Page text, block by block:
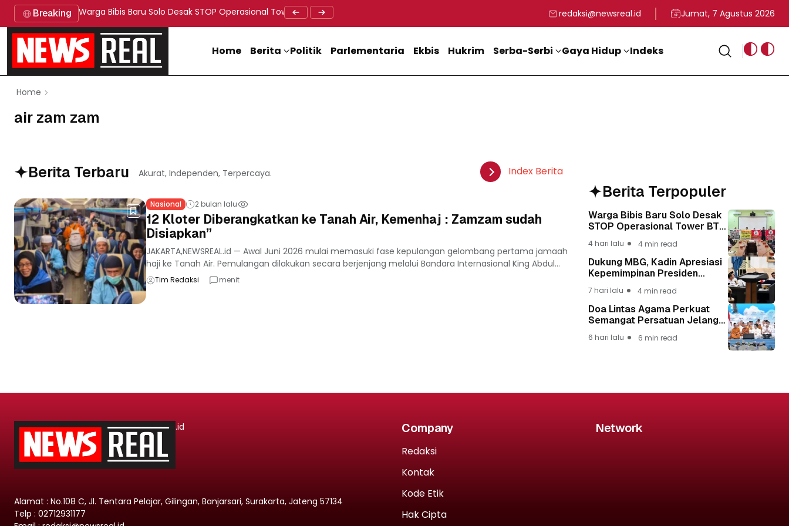
Breaking Warga Bibis Baru Solo Desak STOP Operasional Tower BTS, Diwa : Nyawa dan Keselamatan Warga Lebih Berharga
Doa Lintas Agama Perkuat Semangat Persatuan Jelang HUT ke-81 Kemerdekaan RIDukung MBG, Kadin Apresiasi Kepemimpinan Presiden Prabowo yang
Staf Khusus Menag RI
redaksi@newsreal.id Jumat, 7 Agustus 2026
Home Berita Politik Parlementaria Ekbis Hukrim Serba-Serbi Gaya Hidup Indeks
Home
air zam zam
Berita Terbaru Akurat, Independen, Terpercaya. Index Berita
Nasional 2 bulan lalu
12 Kloter Diberangkatkan ke Tanah Air, Kemenhaj : Zamzam sudah
Disiapkan”
JAKARTA,NEWSREAL.id — Awal Juni 2026 mulai memasuki fase kepulangan gelombang pertama jamaah
haji ke Tanah Air. Pemulangan dilakukan secara berjenjang melalui Bandara Internasional King Abdul...
Tim Redaksi menit
Berita Terpopuler
Warga Bibis Baru Solo Desak
STOP Operasional Tower BTS,
Keselamatan Warga Lebih
Berharga
4 hari lalu 4 min read
Dukung MBG, Kadin Apresiasi
Kepemimpinan Presiden
7 hari lalu 4 min read
Doa Lintas Agama Perkuat
Semangat Persatuan Jelang
6 hari lalu 6 min read
.id
Alamat : No.108 C, Jl. Tentara Pelajar, Gilingan, Banjarsari, Surakarta, Jateng 57134
Telp : 02712931177
Company
Redaksi
Kontak
Kode Etik
Hak Cipta
Network